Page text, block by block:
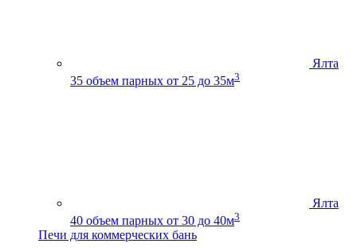
Ялта
35 объем парных от 25 до 35м3
Ялта
40 объем парных от 30 до 40м3
Печи для коммерческих бань